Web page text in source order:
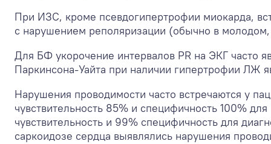
При ИЗС, кроме псевдогипертрофии миокарда,
с нарушением реполяризации (обычно в
Для БФ укорочение интервалов PR на ЭКГ часто
Паркинсона-Уайта при наличии гипертрофии ЛЖ
Нарушения проводимости часто встречаются у
чувствительность 85% и специфичность 100%
чувствительность и 99% специфичность для
саркоидозе сердца выявлялись нарушения